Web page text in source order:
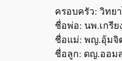
ครอบครัว: วิทย
ชื่อพ่อ: นพ.เกรีย
ชื่อแม่: พญ.อุ้มจิ
ชื่อลูก: ดญ.ออม